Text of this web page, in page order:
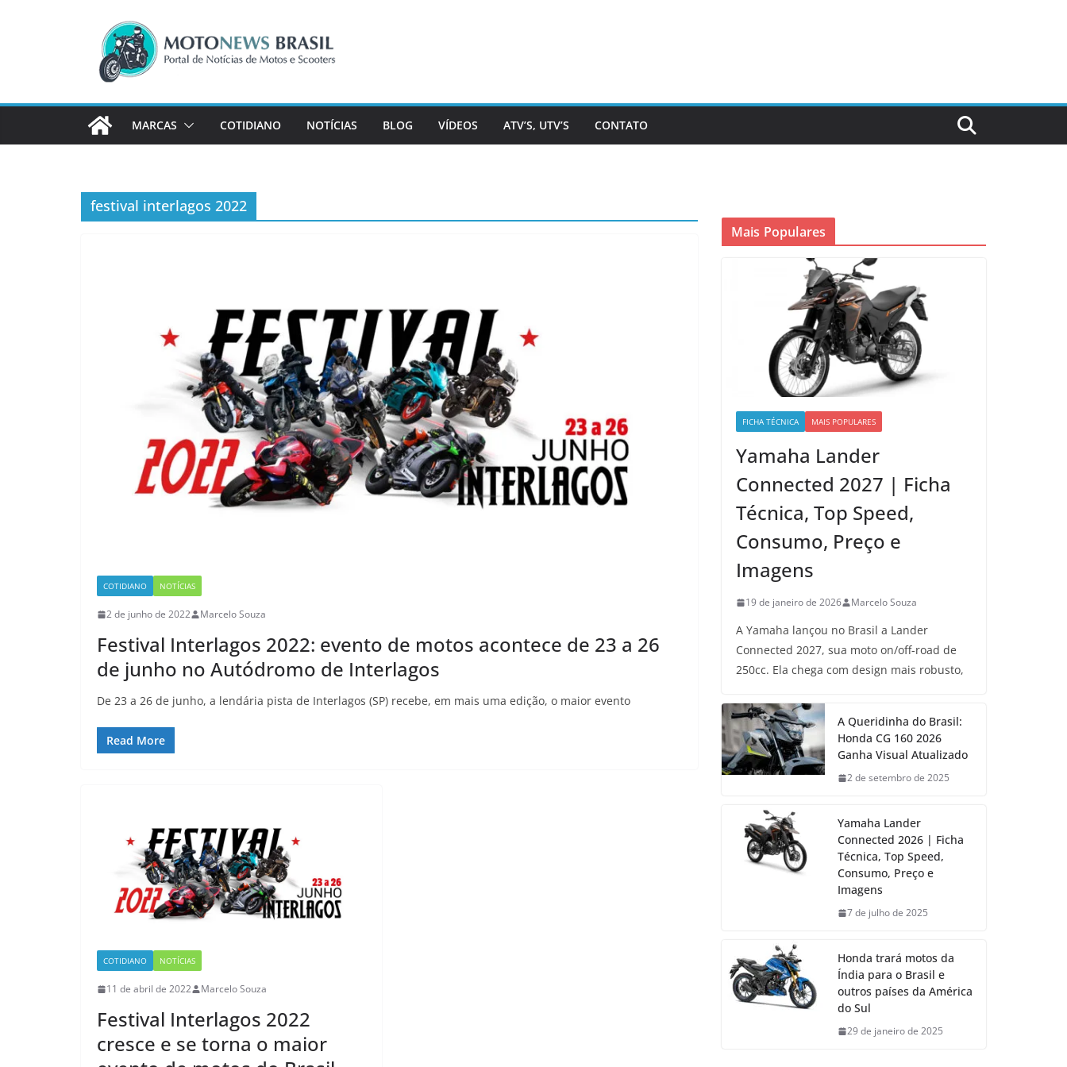
MARCAS COTIDIANO NOTÍCIAS BLOG VÍDEOS ATV’S, UTV’S CONTATO
festival interlagos 2022
COTIDIANO NOTÍCIAS
2 de junho de 2022 Marcelo Souza
Festival Interlagos 2022: evento de motos acontece de 23 a 26
de junho no Autódromo de Interlagos
De 23 a 26 de junho, a lendária pista de Interlagos (SP) recebe, em mais uma edição, o maior evento
Read More
COTIDIANO NOTÍCIAS
11 de abril de 2022 Marcelo Souza
Festival Interlagos 2022
cresce e se torna o maior
Mais Populares
FICHA TÉCNICA MAIS POPULARES
Yamaha Lander
Connected 2027 | Ficha
Técnica, Top Speed,
Consumo, Preço e
Imagens
19 de janeiro de 2026 Marcelo Souza
A Yamaha lançou no Brasil a Lander
Connected 2027, sua moto on/off-road de
250cc. Ela chega com design mais robusto,
A Queridinha do Brasil:
Honda CG 160 2026
Ganha Visual Atualizado
2 de setembro de 2025
Yamaha Lander
Connected 2026 | Ficha
Técnica, Top Speed,
Consumo, Preço e
Imagens
7 de julho de 2025
Honda trará motos da
Índia para o Brasil e
outros países da América
do Sul
29 de janeiro de 2025